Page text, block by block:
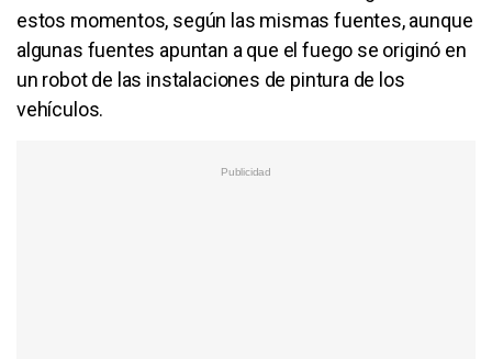
estos momentos, según las mismas fuentes, aunque
algunas fuentes apuntan a que el fuego se originó en
un robot de las instalaciones de pintura de los
vehículos.